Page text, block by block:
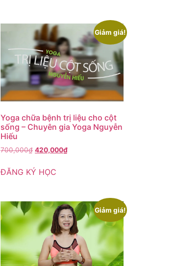
Giảm giá!
Yoga chữa bệnh trị liệu cho cột
sống – Chuyên gia Yoga Nguyễn
Hiếu
700,000₫ 420,000₫
ĐĂNG KÝ HỌC
Giảm giá!